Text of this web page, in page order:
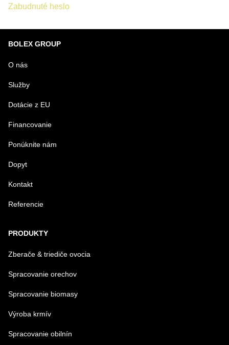
Zabudnuté heslo
BOLEX GROUP
O nás
Služby
Dotácie z EU
Financovanie
Ponúknite nám
Dopyt
Kontakt
Referencie
PRODUKTY
Zberače & triediče ovocia
Spracovanie orechov
Spracovanie biomasy
Výroba krmív
Spracovanie obilnín